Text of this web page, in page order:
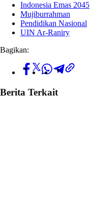
Indonesia Emas 2045
Mujiburrahman
Pendidikan Nasional
UIN Ar-Raniry
Bagikan:
Berita Terkait